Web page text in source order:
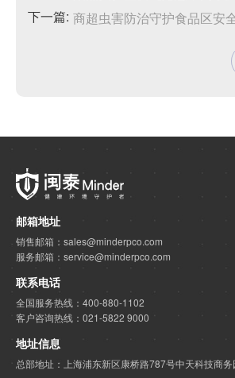
下一篇: 商超虫害防治守护食品区安
邮箱地址
销售邮箱：sales@minderpco.com
服务邮箱：service@minderpco.com
联系电话
全国服务热线：400-880-1102
客户咨询热线：021-5822 9000
地址信息
总部地址：上海浦东新区康桥路787号中天科技商